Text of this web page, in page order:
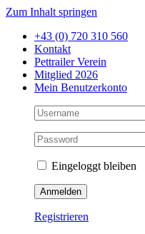
Zum Inhalt springen
+43 (0) 720 310 560
Kontakt
Pettrailer Verein
Mitglied 2026
Mein Benutzerkonto
Eingeloggt bleiben
Registrieren